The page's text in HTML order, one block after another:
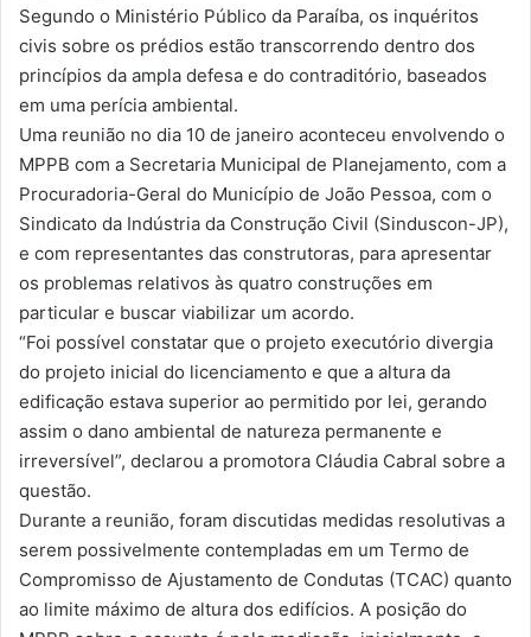
Segundo o Ministério Público da Paraíba, os inquéritos
civis sobre os prédios estão transcorrendo dentro dos
princípios da ampla defesa e do contraditório, baseados
em uma perícia ambiental.
Uma reunião no dia 10 de janeiro aconteceu envolvendo o
MPPB com a Secretaria Municipal de Planejamento, com a
Procuradoria-Geral do Município de João Pessoa, com o
Sindicato da Indústria da Construção Civil (Sinduscon-JP),
e com representantes das construtoras, para apresentar
os problemas relativos às quatro construções em
particular e buscar viabilizar um acordo.
“Foi possível constatar que o projeto executório divergia
do projeto inicial do licenciamento e que a altura da
edificação estava superior ao permitido por lei, gerando
assim o dano ambiental de natureza permanente e
irreversível”, declarou a promotora Cláudia Cabral sobre a
questão.
Durante a reunião, foram discutidas medidas resolutivas a
serem possivelmente contempladas em um Termo de
Compromisso de Ajustamento de Condutas (TCAC) quanto
ao limite máximo de altura dos edifícios. A posição do